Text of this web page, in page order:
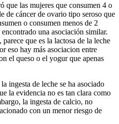
que las mujeres que consumen 4 o
de cáncer de ovario tipo seroso que
o consumen menos de 2
una asociación similar.
que es la lactosa de la leche
eso hay más asociacion entre
el queso o el yogur que apenas
ingesta de leche se ha asociado
la evidencia no es tan clara como
la ingesta de calcio, no
con un menor riesgo de